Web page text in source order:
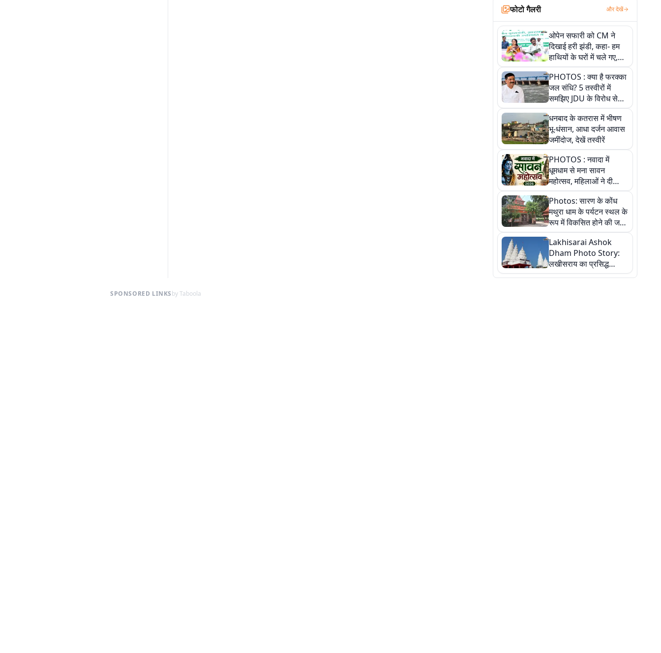
फोटो गैलरी और देखें
ओपेन सफारी को CM ने
दिखाई हरी झंडी, कहा- हम
हाथियों के घरों में चले गए,
देखें तस्वीरें
PHOTOS : क्या है फरक्का
जल संधि? 5 तस्वीरों में
समझिए JDU के विरोध से
लेकर बिहार पर असर तक
पूरी कहानी
धनबाद के कतरास में भीषण
भू-धंसान, आधा दर्जन आवास
जमींदोज, देखें तस्वीरें
PHOTOS : नवादा में
धूमधाम से मना सावन
महोत्सव, महिलाओं ने दी
सांस्कृतिक प्रस्तुतियां
Photos: सारण के कोंध
मथुरा धाम के पर्यटन स्थल के
रूप में विकसित होने की जगी
आस, 9 तस्वीरों में देखें पूरी
कहानी
Lakhisarai Ashok
Dham Photo Story:
लखीसराय का प्रसिद्ध
अशोक धाम—आस्था,
SPONSORED LINKSby Taboola